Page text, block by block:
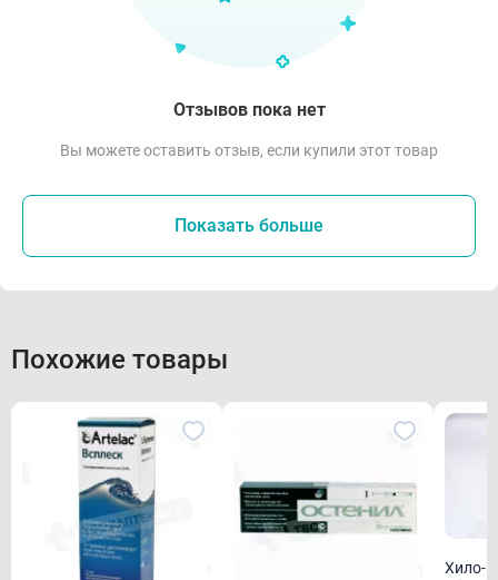
Отзывов пока нет
Вы можете оставить отзыв, если купили этот товар
Показать больше
Похожие товары
Хило-